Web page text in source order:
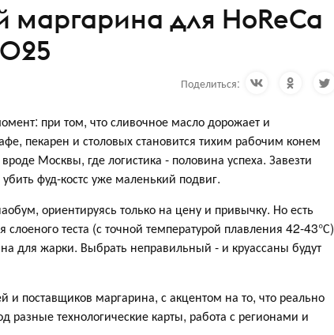
маргарина для HoReCa
Поделиться:
при том, что сливочное масло дорожает и
пекарен и столовых становится тихим рабочим конем
Москвы, где логистика - половина успеха. Завезти
фуд-костс уже маленький подвиг.
ориентируясь только на цену и привычку. Но есть
теста (с точной температурой плавления 42-43°С)
для жарки. Выбрать неправильный - и круассаны будут
поставщиков маргарина, с акцентом на то, что реально
разные технологические карты, работа с регионами и